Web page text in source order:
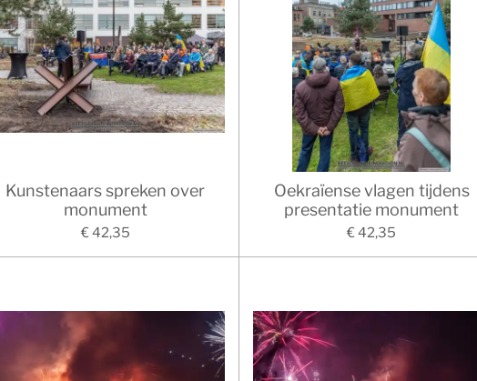
Kunstenaars spreken over
monument
€ 42,35
Oekraïense vlagen tijdens
presentatie monument
€ 42,35